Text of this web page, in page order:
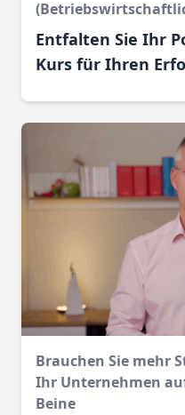
Entfalten Sie Ihr
Kurs für Ihren
Brauchen Sie mehr
Ihr Unternehmen
Beine